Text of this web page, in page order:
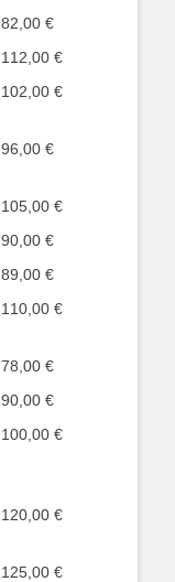
82,00 €
112,00 €
102,00 €
96,00 €
105,00 €
90,00 €
89,00 €
110,00 €
78,00 €
90,00 €
100,00 €
120,00 €
125,00 €